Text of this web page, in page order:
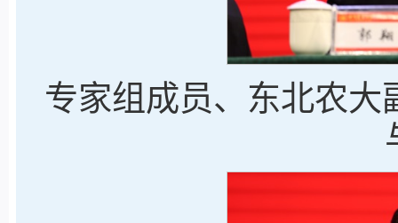
专家组成员、东北农